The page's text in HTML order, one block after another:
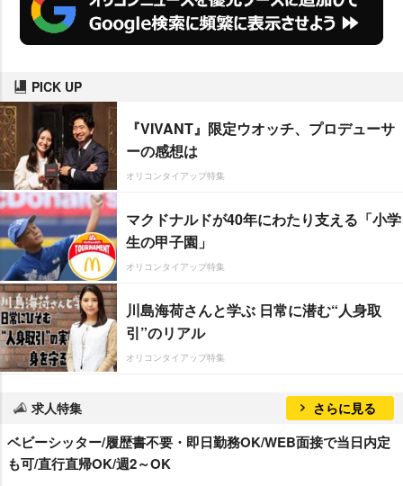
PICK UP
『VIVANT』限定ウオッチ、プロデューサ
ーの感想は
オリコンタイアップ特集
マクドナルドが40年にわたり支える「小学
生の甲子園」
オリコンタイアップ特集
川島海荷さんと学ぶ 日常に潜む“人身取
引”のリアル
オリコンタイアップ特集
求人特集 さらに見る
ベビーシッター/履歴書不要・即日勤務OK/WEB面接で当日内定
も可/直行直帰OK/週2～OK